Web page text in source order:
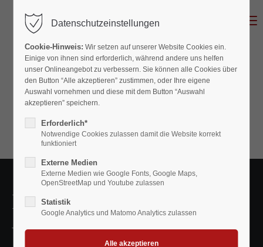
IMPRESSUM
Verantwortlich für den
Datenschutzeinstellungen
Cookie-Hinweis: Wir setzen auf unserer Website Cookies ein.
Einige von ihnen sind erforderlich, während andere uns helfen
unser Onlineangebot zu verbessern. Sie können alle Cookies über
den Button “Alle akzeptieren” zustimmen, oder Ihre eigene
Auswahl vornehmen und diese mit dem Button “Auswahl
akzeptieren” speichern.
Erforderlich*
Notwendige Cookies zulassen damit die Website korrekt
funktioniert
Externe Medien
Externe Medien wie Google Fonts, Google Maps,
OpenStreetMap und Youtube zulassen
Statistik
Google Analytics und Matomo Analytics zulassen